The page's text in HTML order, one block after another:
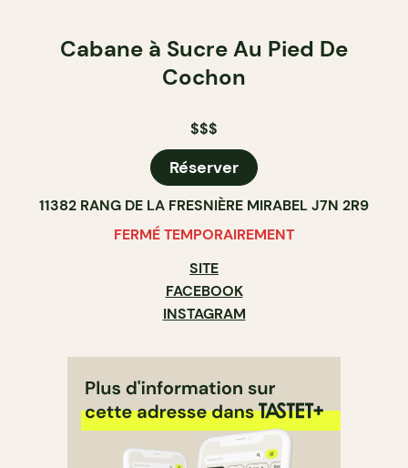
Cabane à Sucre Au Pied De
Cochon
$$$
Réserver
11382 RANG DE LA FRESNIÈRE MIRABEL J7N 2R9
FERMÉ TEMPORAIREMENT
SITE
FACEBOOK
INSTAGRAM